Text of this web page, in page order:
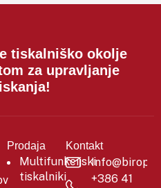
tiskalniško okolje
za upravljanje
Prodaja
Multifunkcijski
tiskalniki
Kontakt
+386 41